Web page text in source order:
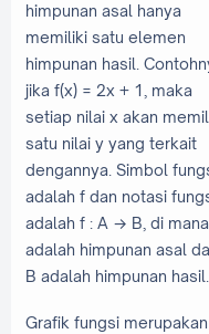
himpunan asal hanya
memiliki satu elemen
himpunan hasil.
jika f(x) = 2x + 1, maka
setiap nilai x akan
satu nilai y yang terkait
dengannya. Simbol
adalah f dan notasi
adalah f : A → B, di
adalah himpunan asal
B adalah himpunan hasil.
Grafik fungsi merupakan